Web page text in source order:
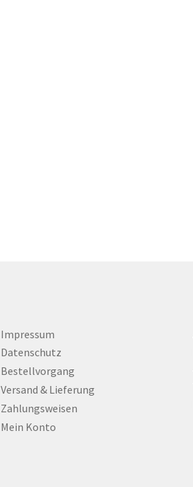
Impressum
Datenschutz
Bestellvorgang
Versand & Lieferung
Zahlungsweisen
Mein Konto